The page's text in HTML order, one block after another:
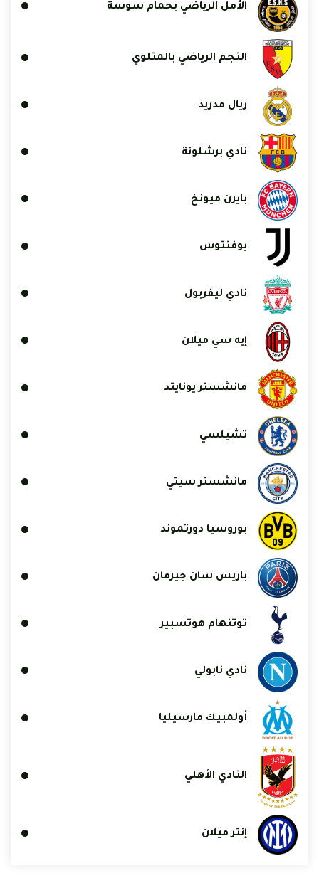
الأمل الرياضي بحمام سوسة
النجم الرياضي بالمتلوي
ريال مدريد
نادي برشلونة
بايرن ميونخ
يوفنتوس
نادي ليفربول
إيه سي ميلان
مانشستر يونايتد
تشيلسي
مانشستر سيتي
بوروسيا دورتموند
باريس سان جيرمان
توتنهام هوتسبير
نادي نابولي
أولمبيك مارسيليا
النادي الأهلي
إنتر ميلان